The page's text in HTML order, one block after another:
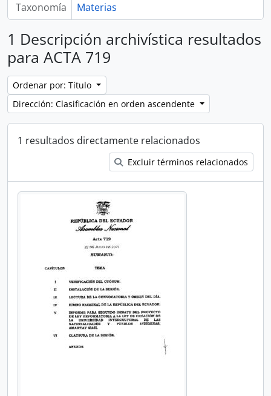
Taxonomía Materias
1 Descripción archivística resultados
para ACTA 719
Ordenar por: Título
Dirección: Clasificación en orden ascendente
1 resultados directamente relacionados
Excluir términos relacionados